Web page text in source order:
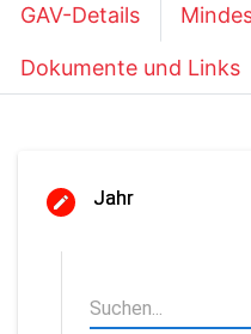
GAV-Details
Dokumente und Links
Jahr